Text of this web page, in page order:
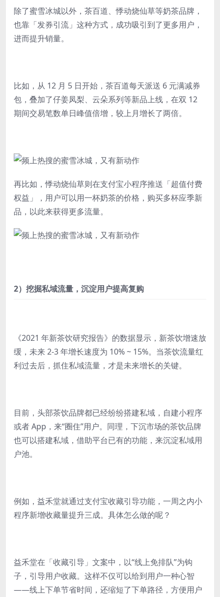
除了蜜雪冰城以外，茶百道、悸动烧仙草等奶茶品牌，
也靠「发券引流」这种方式，成功吸引到了更多用户，
进而提升销量。
比如，从 12 月 5 日开始，茶百道每天派送 6 元满减券
包，叠加了仔姜凤梨、云朵系列等新品上线，在双 12
期间交易笔数单日峰值倍增，较上月增长了两倍。
再比如，悸动烧仙草则在支付宝小程序推送「超值付费
权益」，用户可以用一杯奶茶的价格，购买多杯应季新
品，以此来获得更多流量。
2）挖掘私域流量，沉淀用户提高复购
《2021 年新茶饮研究报告》的数据显示，新茶饮增速放
缓，未来 2-3 年增长速度为 10% ~ 15%。当茶饮流量红
利过去后，抓住私域流量，才是未来增长的关键。
目前，头部茶饮品牌都已经纷纷搭建私域，自建小程序
或者 App，来“圈住”用户。同理，下沉市场的茶饮品牌
也可以搭建私域，借助平台已有的功能，来沉淀私域用
户池。
例如，益禾堂就通过支付宝收藏引导功能，一周之内小
程序新增收藏量提升三成。具体怎么做的呢？
益禾堂在「收藏引导」文案中，以“线上免排队”为钩
子，引导用户收藏。这样不仅可以给到用户一种心智
——线上下单节省时间，还缩短了下单路径，方便用户